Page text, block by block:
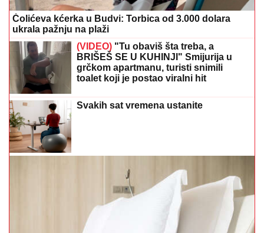
Čolićeva kćerka u Budvi: Torbica od 3.000 dolara
ukrala pažnju na plaži
(VIDEO) "Tu obaviš šta treba, a
BRIŠEŠ SE U KUHINJI" Smijurija u
grčkom apartmanu, turisti snimili
toalet koji je postao viralni hit
Svakih sat vremena ustanite